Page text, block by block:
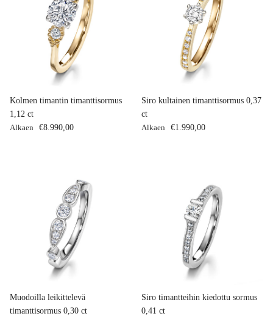
Kolmen timantin timanttisormus
1,12 ct
Normaalihinta
Alkaen €8.990,00
Siro kultainen timanttisormus 0,37
ct
Normaalihinta
Alkaen €1.990,00
Muodoilla leikittelevä
timanttisormus 0,30 ct
Siro timantteihin kiedottu sormus
0,41 ct